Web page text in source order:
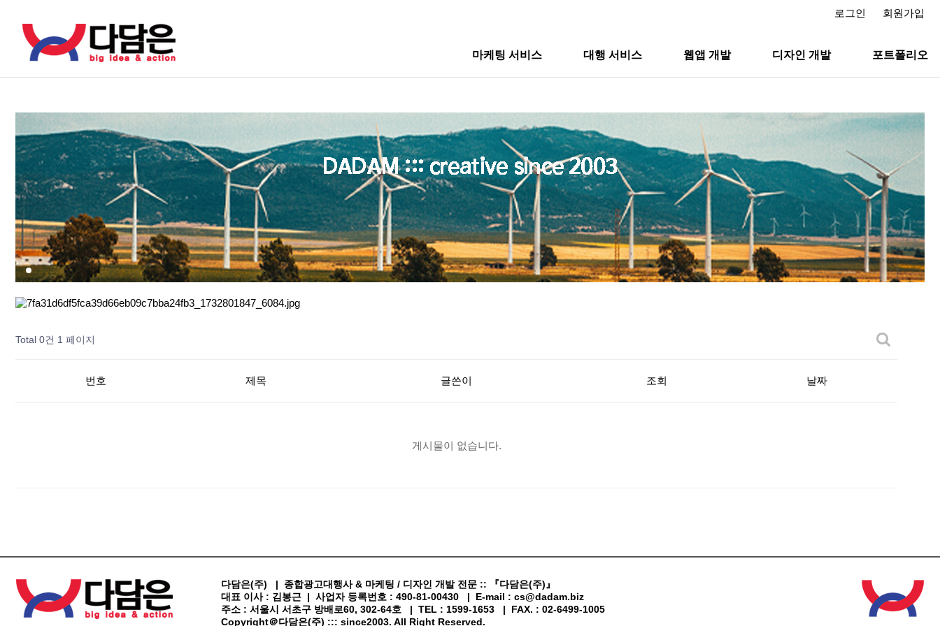
마케팅 서비스 대행 서비스 웹앱 개발 디자인 개발 포트폴리오
로그인 회원가입
Total 0건 1 페이지
번호 제목 글쓴이 조회 날짜
게시물이 없습니다.
다담은(주) | 종합광고대행사 & 마케팅 / 디자인 개발 전문 :: 『다담은(주)』
대표 이사 : 김봉근 | 사업자 등록번호 : 490-81-00430 | E-mail : cs@dadam.biz
주소 : 서울시 서초구 방배로60, 302-64호 | TEL : 1599-1653 | FAX. : 02-6499-1005
Copyright＠다담은(주) ::: since2003. All Right Reserved.